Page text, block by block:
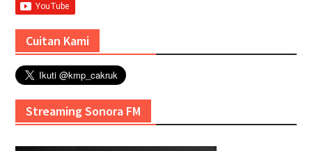
Cuitan Kami
Streaming Sonora FM